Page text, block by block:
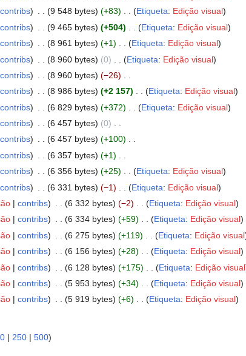
contribs 9 548 bytes +83 Etiqueta: Edição visual
contribs 9 465 bytes +504 Etiqueta: Edição visual
contribs 8 961 bytes +1 Etiqueta: Edição visual
contribs 8 960 bytes 0 Etiqueta: Edição visual
contribs 8 960 bytes −26
contribs 8 986 bytes +2 157 Etiqueta: Edição visual
contribs 6 829 bytes +372 Etiqueta: Edição visual
contribs 6 457 bytes 0
contribs 6 457 bytes +100
contribs 6 357 bytes +1
contribs 6 356 bytes +25 Etiqueta: Edição visual
contribs 6 331 bytes −1 Etiqueta: Edição visual
contribs 6 332 bytes −2 Etiqueta: Edição visual
contribs 6 334 bytes +59 Etiqueta: Edição visual
contribs 6 275 bytes +119 Etiqueta: Edição visual
contribs 6 156 bytes +28 Etiqueta: Edição visual
contribs 6 128 bytes +175 Etiqueta: Edição visual
contribs 5 953 bytes +34 Etiqueta: Edição visual
contribs 5 919 bytes +6 Etiqueta: Edição visual
| 250 | 500)